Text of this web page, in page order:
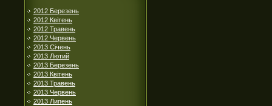
2012 Березень
2012 Квітень
2012 Травень
2012 Червень
2013 Січень
2013 Лютий
2013 Березень
2013 Квітень
2013 Травень
2013 Червень
2013 Липень